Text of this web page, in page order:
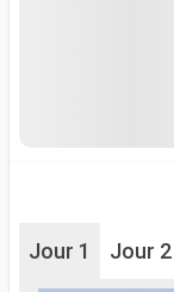
Jour 1 Jour 2